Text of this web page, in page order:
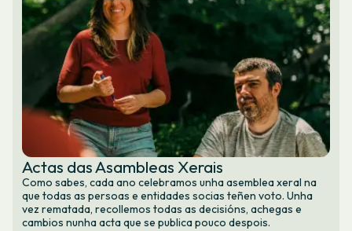
Actas das Asambleas Xerais
Como sabes, cada ano celebramos unha asemblea xeral na
que todas as persoas e entidades socias teñen voto. Unha
vez rematada, recollemos todas as decisións, achegas e
cambios nunha acta que se publica pouco despois.